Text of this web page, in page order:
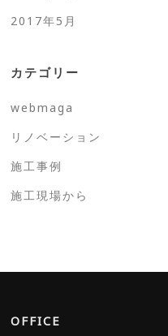
2017年5月
カテゴリー
webmaga
リノベーション
施工事例
施工現場から
OFFICE